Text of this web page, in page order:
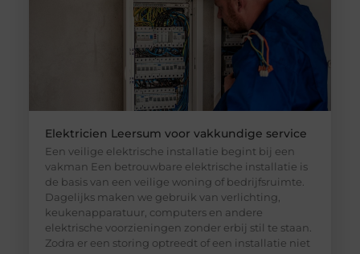
Elektricien Leersum voor vakkundige service
Een veilige elektrische installatie begint bij een
vakman Een betrouwbare elektrische installatie is
de basis van een veilige woning of bedrijfsruimte.
Dagelijks maken we gebruik van verlichting,
keukenapparatuur, computers en andere
elektrische voorzieningen zonder erbij stil te staan.
Zodra er een storing optreedt of een installatie niet